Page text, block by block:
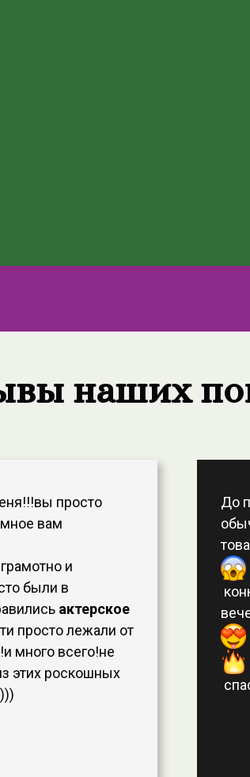
наших
просто
вам
и
были в
актерское
просто лежали от
много всего!не
этих роскошных
До